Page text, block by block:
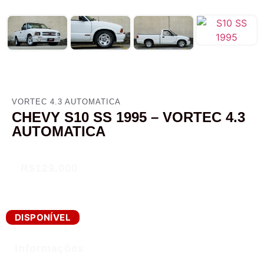
VORTEC 4.3 AUTOMATICA
CHEVY S10 SS 1995 – VORTEC 4.3
AUTOMATICA
DISPONÍVEL